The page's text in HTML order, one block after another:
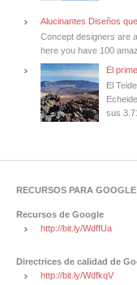
Alucinantes Diseños
Concept designers are
here you have 100
El
El
sus
RECURSOS PARA
Recursos de Google
http://bit.ly/WdffUa
Directrices de calidad de
http://bit.ly/WdfkqV